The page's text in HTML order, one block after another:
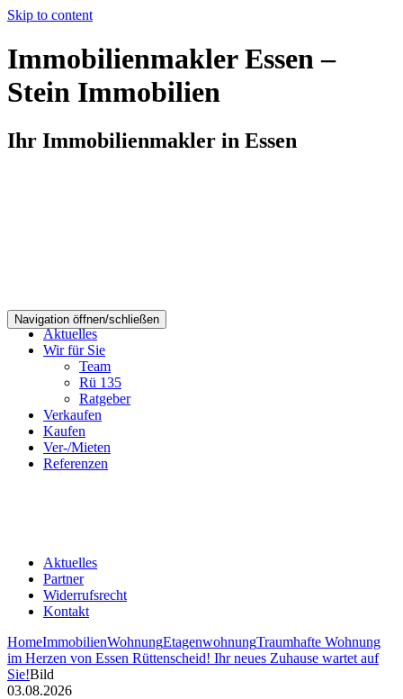
Skip to content
Immobilienmakler Essen –
Stein Immobilien
Ihr Immobilienmakler in Essen
Navigation öffnen/schließen
Aktuelles
Wir für Sie
Team
Rü 135
Ratgeber
Verkaufen
Kaufen
Ver-/Mieten
Referenzen
Aktuelles
Partner
Widerrufsrecht
Kontakt
HomeImmobilienWohnungEtagenwohnungTraumhafte Wohnung
im Herzen von Essen Rüttenscheid! Ihr neues Zuhause wartet auf
Sie!Bild
03.08.2026